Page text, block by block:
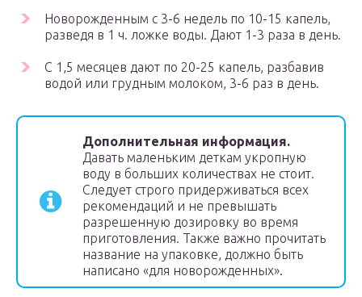
Новорожденным с 3-6 недель по 10-15 капель,
разведя в 1 ч. ложке воды. Дают 1-3 раза в день.
С 1,5 месяцев дают по 20-25 капель, разбавив
водой или грудным молоком, 3-6 раз в день.
Дополнительная информация.
Давать маленьким деткам укропную
воду в больших количествах не стоит.
Следует строго придерживаться всех
рекомендаций и не превышать
разрешенную дозировку во время
приготовления. Также важно прочитать
название на упаковке, должно быть
написано «для новорожденных».